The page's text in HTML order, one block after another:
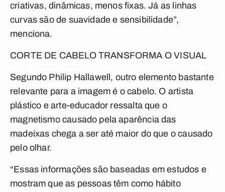
criativas, dinâmicas, menos fixas. Já as linhas
curvas são de suavidade e sensibilidade”,
menciona.
CORTE DE CABELO TRANSFORMA O VISUAL
Segundo Philip Hallawell, outro elemento bastante
relevante para a imagem é o cabelo. O artista
plástico e arte-educador ressalta que o
magnetismo causado pela aparência das
madeixas chega a ser até maior do que o causado
pelo olhar.
“Essas informações são baseadas em estudos e
mostram que as pessoas têm como hábito